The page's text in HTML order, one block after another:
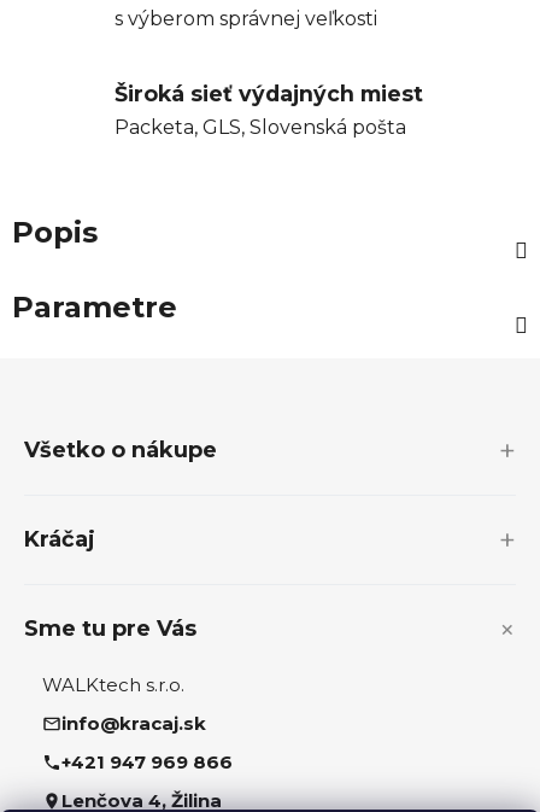
s výberom správnej veľkosti
Široká sieť výdajných miest
Packeta, GLS, Slovenská pošta
Popis
Parametre
Všetko o nákupe
Kráčaj
Sme tu pre Vás
WALKtech s.r.o.
info@kracaj.sk
+421 947 969 866
Lenčova 4, Žilina